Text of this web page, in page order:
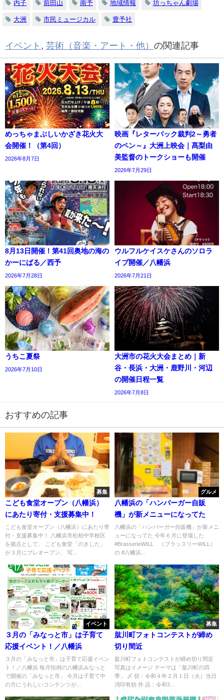
内子 前田山 南予 地域情報 坊っちゃん劇場
大洲 市民ミュージカル 豊予社
イベント , 芸術（音楽・アート・他） の関連記事
めっちゃまぶしいかざき花火大
会開催！（第4回）
2026年8月7日
映画『レターパック裁判2～勇者
のペン～』大洲上映会｜髙梨由
美監督のトークショーも開催
2026年7月29日
8月13日開催！第41回奥地の海の
かーにばる／西予
2026年7月28日
ウルフルケイスケさんのソロラ
イブ開催／八幡浜
2026年7月21日
うちこ夏祭
2026年7月10日
大洲市の花火大会まとめ｜新
谷・長浜・大洲・鹿野川・河辺
の開催日程一覧
2026年7月8日
おすすめの記事
募集
こども食堂オープン（八幡浜）
にあたり寄付・支援募集中！
こども食堂オープン（八幡浜）にあたり寄
付・支援募集中！ 八幡浜市松柏中学校区
を拠点として、 こども食堂「のきした」
が３月にプレオープン。 写...
グルメ
八幡浜の「ハンバーガー自販
機」が新メニューになってた
八幡浜の「ハンバーガー自販機」が新メニ
ューになってた 今年６月に登場した
#BrasserieWILL （ブラッスリーWILL）
の #八幡浜...
イベント
３月の「みなっと市」は子育て
応援イベント！／八幡浜
３月の「みなっと市」は子育て応援イベン
ト！／八幡浜 毎月恒例の八幡浜みなっと
で開催の「みなっと市」 今月は子育て中
の方にうれしいコンテンツが...
募集
肱川町フォトコンテストが締め
切り間近
肱川町フォトコンテストが締め切り間近
写真はイメージ テーマは「肱川町の四
季」 〆 切：令和４年２月１日（火）当日
消印有効 作 品：令和3...